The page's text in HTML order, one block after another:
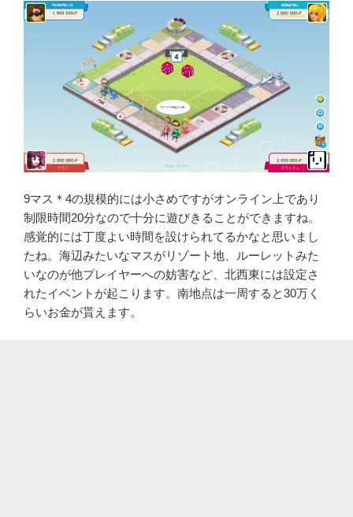
9マス＊4の規模的には小さめですがオンライン上であり
制限時間20分なので十分に遊びきることができますね。
感覚的には丁度よい時間を設けられてるかなと思いまし
たね。海辺みたいなマスがリゾート地、ルーレットみた
いなのが他プレイヤーへの妨害など、北西東には設定さ
れたイベントが起こります。南地点は一周すると30万く
らいお金が貰えます。